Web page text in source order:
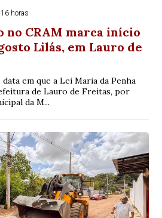
horas
no CRAM marca início
Lilás, em Lauro de
em que a Lei Maria da Penha
de Lauro de Freitas, por
da M...